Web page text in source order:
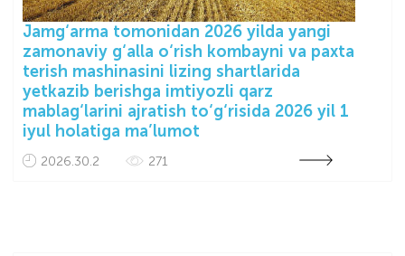
Jamg‘arma tomonidan 2026 yilda yangi
zamonaviy g‘alla o‘rish kombayni va paxta
terish mashinasini lizing shartlarida
yetkazib berishga imtiyozli qarz
mablag‘larini ajratish to‘g‘risida 2026 yil 1
iyul holatiga ma’lumot
2026.30.2 271